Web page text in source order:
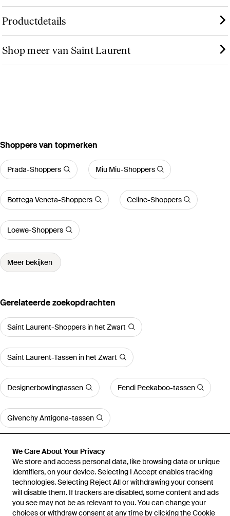
We Care About Your Privacy
We store and access personal data, like browsing data or unique
identifiers, on your device. Selecting I Accept enables tracking
technologies. Selecting Reject All or withdrawing your consent
will disable them. If trackers are disabled, some content and ads
you see may not be as relevant to you. You can change your
choices or withdraw consent at any time by clicking the Cookie
Productdetails
Shop meer van Saint Laurent
‪Shoppers‬ van topmerken
Prada-Shoppers Miu Miu-Shoppers
Bottega Veneta-Shoppers Celine-Shoppers
Loewe-Shoppers
Meer bekijken
Gerelateerde zoekopdrachten
Saint Laurent-Shoppers in het Zwart
Saint Laurent-Tassen in het Zwart
Designerbowlingtassen Fendi Peekaboo-tassen
Givenchy Antigona-tassen
Meer bekijken
Home Shoppers voor dames Saint Laurent-Shoppers
Mombasa